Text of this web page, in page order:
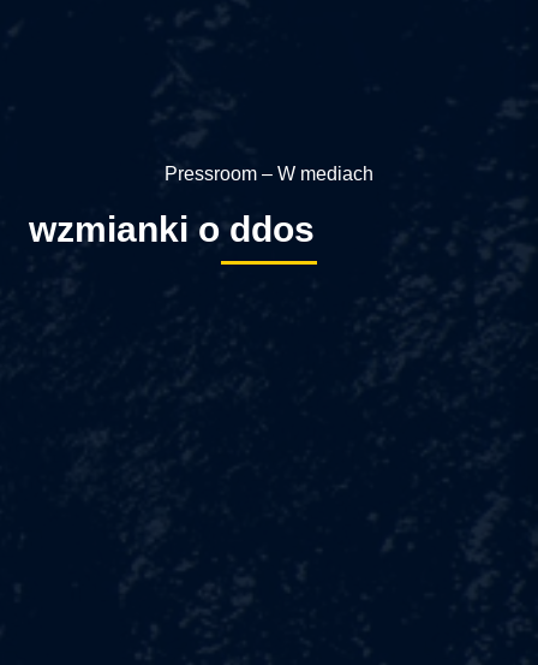
Pressroom – W mediach
wzmianki o ddos